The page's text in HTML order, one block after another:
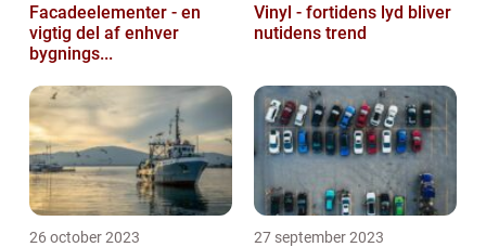
Facadeelementer - en
vigtig del af enhver
bygnings...
Vinyl - fortidens lyd bliver
nutidens trend
26 october 2023 27 september 2023